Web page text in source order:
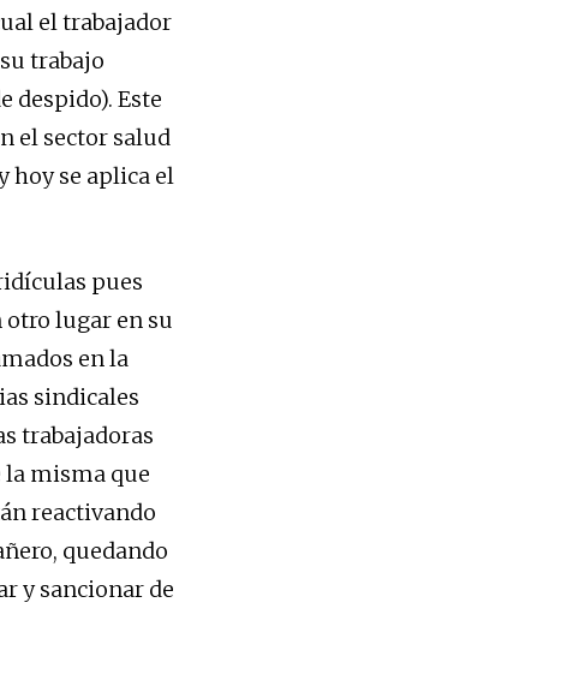
el trabajador
trabajo
despido). Este
el sector salud
hoy se aplica el
pues
lugar en su
en la
sindicales
trabajadoras
misma que
reactivando
quedando
y sancionar de